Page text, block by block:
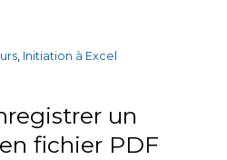
, Initiation à Excel
un
fichier PDF